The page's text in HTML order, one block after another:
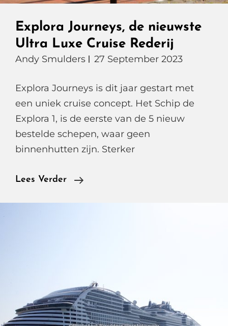
Explora Journeys, de nieuwste
Ultra Luxe Cruise Rederij
Andy Smulders 27 September 2023
Explora Journeys is dit jaar gestart met
een uniek cruise concept. Het Schip de
Explora 1, is de eerste van de 5 nieuw
bestelde schepen, waar geen
binnenhutten zijn. Sterker
Lees Verder
Explora
Rederij